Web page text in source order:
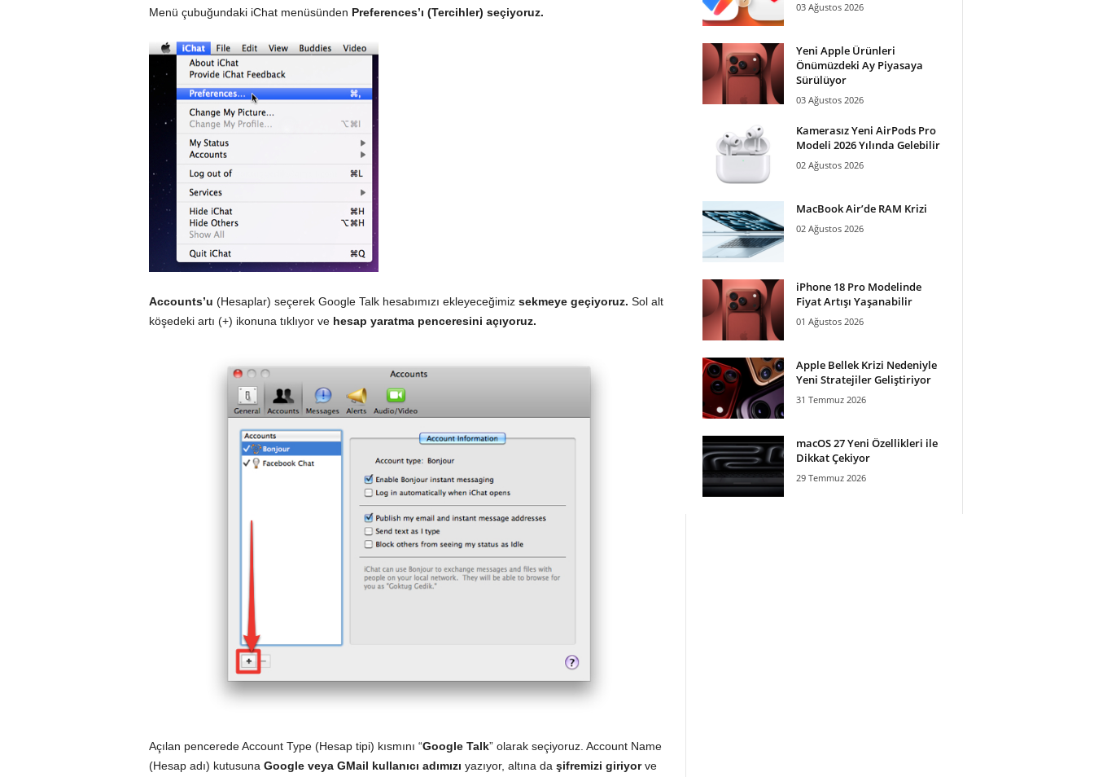
Menü çubuğundaki iChat menüsünden Preferences’ı (Tercihler) seçiyoruz.
Accounts’u (Hesaplar) seçerek Google Talk hesabımızı ekleyeceğimiz sekmeye geçiyoruz. Sol alt
köşedeki artı (+) ikonuna tıklıyor ve hesap yaratma penceresini açıyoruz.
Açılan pencerede Account Type (Hesap tipi) kısmını “Google Talk” olarak seçiyoruz. Account Name
(Hesap adı) kutusuna Google veya GMail kullanıcı adımızı yazıyor, altına da şifremizi giriyorve
03 Ağustos 2026
Yeni Apple Ürünleri
Önümüzdeki Ay Piyasaya
Sürülüyor
03 Ağustos 2026
Kamerasız Yeni AirPods Pro
Modeli 2026 Yılında Gelebilir
02 Ağustos 2026
MacBook Air’de RAM Krizi
02 Ağustos 2026
iPhone 18 Pro Modelinde
Fiyat Artışı Yaşanabilir
01 Ağustos 2026
Apple Bellek Krizi Nedeniyle
Yeni Stratejiler Geliştiriyor
31 Temmuz 2026
macOS 27 Yeni Özellikleri ile
Dikkat Çekiyor
29 Temmuz 2026